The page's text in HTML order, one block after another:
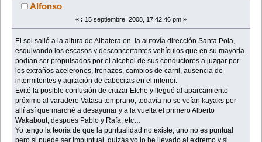
Alfonso
« : 15 septiembre, 2008, 17:42:46 pm »
El sol salió a la altura de Albatera en la autovía dirección Santa Pola,
esquivando los escasos y desconcertantes vehículos que en su mayoría
podían ser propulsados por el alcohol de sus conductores a juzgar por
los extraños acelerones, frenazos, cambios de carril, ausencia de
intermitentes y agitación de cabecitas en el interior.
Evité la posible confusión de cruzar Elche y llegué al aparcamiento
próximo al varadero Vatasa temprano, todavía no se veían kayaks por
allí así que marché a desayunar y a la vuelta el primero Alberto
Wakabout, después Pablo y Rafa, etc…
Yo tengo la teoría de que la puntualidad no existe, uno no es puntual
pero si puede ser impuntual, quizás yo lo he llevado al extremo y si